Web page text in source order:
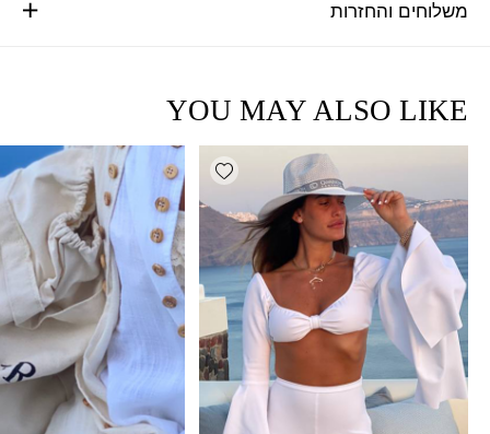
משלוחים והחזרות
YOU MAY ALSO LIKE
Add wishlist